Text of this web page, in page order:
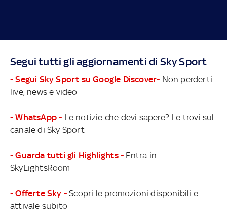
Segui tutti gli aggiornamenti di Sky Sport
- Segui Sky Sport su Google Discover- Non perderti
live, news e video
- WhatsApp - Le notizie che devi sapere? Le trovi sul
canale di Sky Sport
- Guarda tutti gli Highlights - Entra in
SkyLightsRoom
- Offerte Sky - Scopri le promozioni disponibili e
attivale subito